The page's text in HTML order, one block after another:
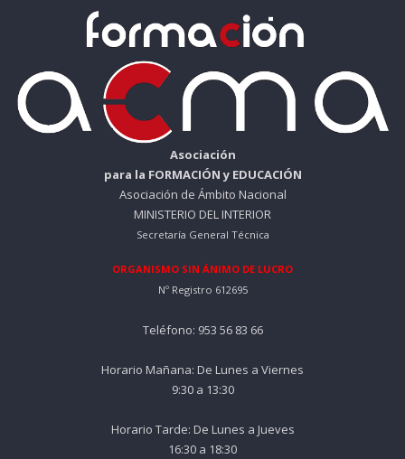
Asociación
para la FORMACIÓN y EDUCACIÓN
Asociación de Ámbito Nacional
MINISTERIO DEL INTERIOR
Secretaría General Técnica
ORGANISMO SIN ÁNIMO DE LUCRO
Nº Registro 612695
Teléfono: 953 56 83 66
Horario Mañana: De Lunes a Viernes
9:30 a 13:30
Horario Tarde: De Lunes a Jueves
16:30 a 18:30